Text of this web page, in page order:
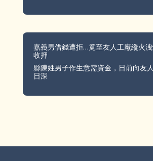
嘉義男借錢遭拒…竟至友人工廠縱火
收押
縣陳姓男子作生意需資金，日前向友
日深